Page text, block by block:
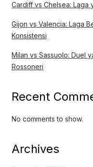
Cardiff vs Chelsea: Laga
Gijon vs Valencia: Laga
Konsistensi
Milan vs Sassuolo: Duel
Rossoneri
Recent
No comments to show.
Archives